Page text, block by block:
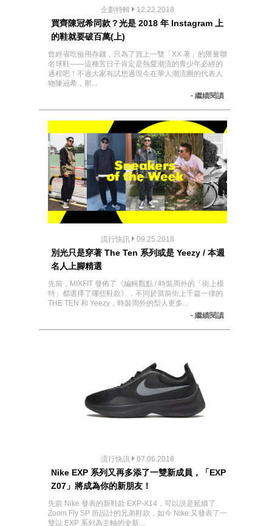
企劃特輯 12.22.2018
買齊陳冠希同款？光是 2018 年 Instagram 上
的鞋就要破百萬(上)
曾經省吃儉用存錢，只為了買上一雙「XX 著」的限量聯
名球鞋——這種苦日子肯定是熱愛潮流的青少年必經的
過程吧！不過大家有試想過現今在華人潮流圈的代表人
物陳冠希，那...
- 繼續閱讀
流行快訊 09.25.2018
別光只是穿著 The Ten 系列或是 Yeezy / 本週
名人上腳精選
先前，MIXFIT 發佈了《編輯觀點 / 時裝周外的「街上模
特」都選擇了哪些鞋款》，不同於當前街上千篇一律的
THE TEN 和 Yeezy，時裝周外的型人更多...
- 繼續閱讀
流行快訊 07.06.2018
Nike EXP 系列又再多添了一雙新成員，「EXP
Z07」將成為你的新朋友！
先前 Nike 發表的新鞋款 EXP-X14，可以說是延續了
Zoom Fly SP 所設計的兄弟鞋款，如今 Nike 又發表了一
雙以 EXP 系列為主軸的全新...